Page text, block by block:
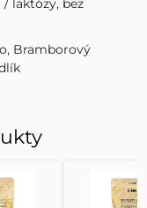
/ laktózy, bez
, Bramborový